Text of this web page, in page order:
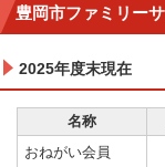
豊岡市ファミリー
2025年度末現在
名称
おねがい会員